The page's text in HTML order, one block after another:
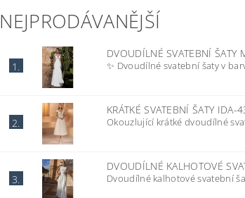
NEJPRODÁVANĚJŠÍ
1.
DVOUDÍLNÉ SVATEBNÍ
✨ Dvoudílné svatební šaty v
2.
KRÁTKÉ SVATEBNÍ ŠATY IDA-
Okouzlující krátké dvoudílné
3.
DVOUDÍLNÉ KALHOTOVÉ
Dvoudílné kalhotové svatební